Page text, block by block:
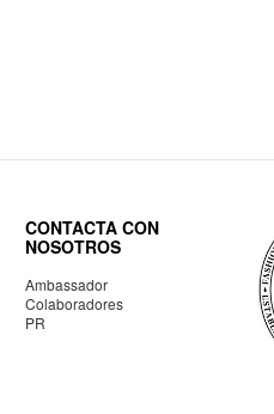
CONTACTA CON
NOSOTROS
Ambassador
Colaboradores
PR